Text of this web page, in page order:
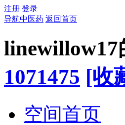
注册 登录
导航中医药 返回首页
linewillow17
1071475 [收
空间首页